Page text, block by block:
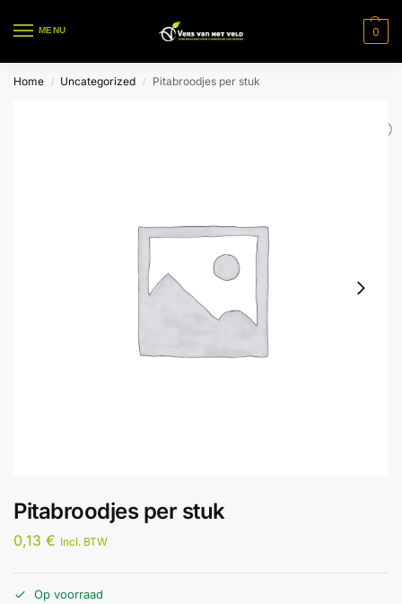
MENU 0
Home / Uncategorized / Pitabroodjes per stuk
Pitabroodjes per stuk
0,13 € Incl. BTW
Op voorraad